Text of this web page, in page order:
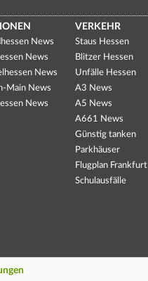
News
News
News
Main News
News
VERKEHR
Staus Hessen
Blitzer Hessen
Unfälle Hessen
A3 News
A5 News
A661 News
Günstig tanken
Parkhäuser
Flugplan Frankfurt
Schulausfälle